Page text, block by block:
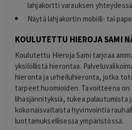
lahjakortti varauksen yhteydessä
Näytä lahjakortin mobiili- tai
KOULUTETTU HIEROJA SAMI
Koulutettu Hieroja Sami tarjoaa
yksilöllistä hierontaa.
hieronta ja urheiluhieronta, jotka
tarpeet huomioiden. Tavoitteena on
lihasjännityksiä, tukea palautumista
kokonaisvaltaista hyvinvointia
luottamuksellisessa ympäristössä.